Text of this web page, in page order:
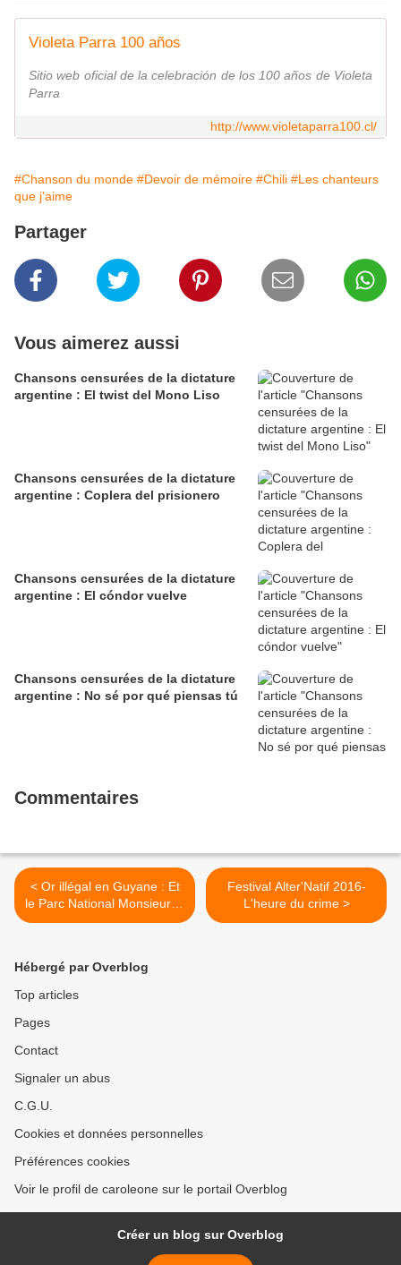
Violeta Parra 100 años
Sitio web oficial de la celebración de los 100 años de Violeta
Parra
http://www.violetaparra100.cl/
#Chanson du monde #Devoir de mémoire #Chili #Les chanteurs
que j'aime
Partager
Vous aimerez aussi
Chansons censurées de la dictature
argentine : El twist del Mono Liso
Chansons censurées de la dictature
argentine : Coplera del prisionero
Chansons censurées de la dictature
argentine : El cóndor vuelve
Chansons censurées de la dictature
argentine : No sé por qué piensas tú
Commentaires
< Or illégal en Guyane : Et
le Parc National Monsieur le
Ministre ?
Festival Alter'Natif 2016-
L'heure du crime >
Hébergé par Overblog
Top articles
Pages
Contact
Signaler un abus
C.G.U.
Cookies et données personnelles
Préférences cookies
Voir le profil de caroleone sur le portail Overblog
Créer un blog sur Overblog